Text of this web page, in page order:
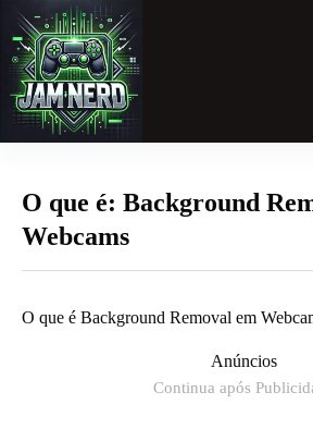
para
conteúdo
O que é: Background
Webcams
O que é Background Removal em
Anúncios
Continua após